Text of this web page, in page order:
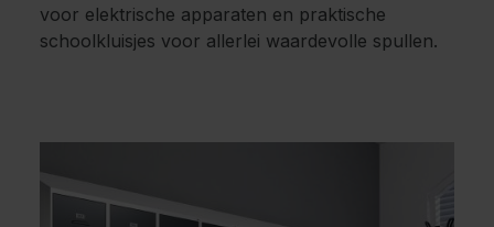
voor elektrische apparaten en praktische
schoolkluisjes voor allerlei waardevolle spullen.